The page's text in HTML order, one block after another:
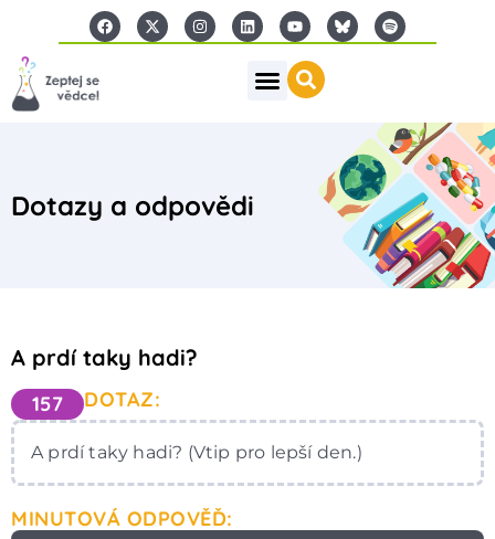
Dotazy a odpovědi
A prdí taky hadi?
157 DOTAZ:
A prdí taky hadi? (Vtip pro lepší den.)
MINUTOVÁ ODPOVĚĎ: